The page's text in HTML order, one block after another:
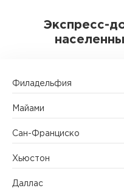
Экспресс-
Филадельфия
Майами
Сан-Франциско
Хьюстон
Даллас